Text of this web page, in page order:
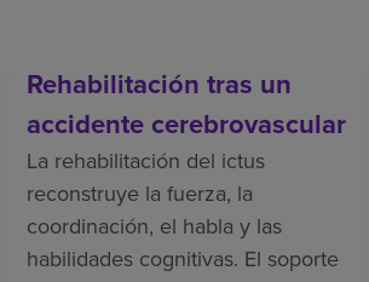
Rehabilitación tras un
accidente cerebrovascular
La rehabilitación del ictus
reconstruye la fuerza, la
coordinación, el habla y las
habilidades cognitivas. El soporte